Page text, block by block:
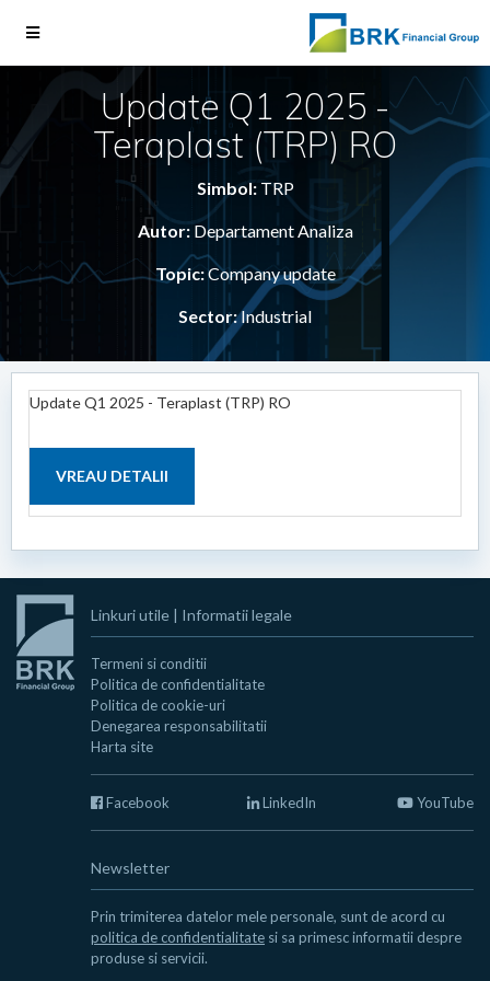
Update Q1 2025 -
Teraplast (TRP) RO
Simbol:TRP
Autor:Departament Analiza
Topic:Company update
Sector:Industrial
Update Q1 2025 - Teraplast (TRP) RO
VREAU DETALII
Linkuri utile | Informatii legale
Termeni si conditii
Politica de confidentialitate
Politica de cookie-uri
Denegarea responsabilitatii
Harta site
Facebook LinkedIn YouTube
Newsletter
Prin trimiterea datelor mele personale, sunt de acord cu
politica de confidentialitate si sa primesc informatii despre
produse si servicii.